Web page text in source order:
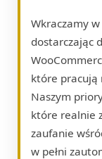
Wkraczamy
dostarczając
które pracują
Naszym
które realnie
zaufanie
w pełni